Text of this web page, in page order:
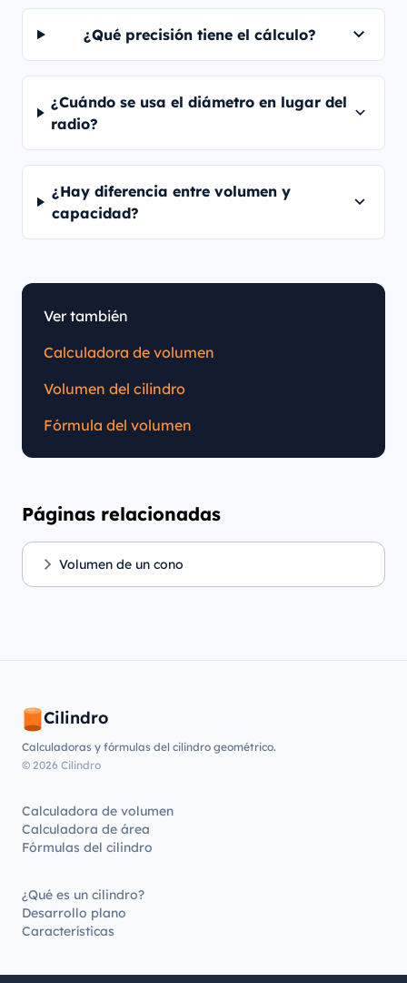
¿Qué precisión tiene el cálculo?
¿Cuándo se usa el diámetro en lugar del
radio?
¿Hay diferencia entre volumen y
capacidad?
Ver también
Calculadora de volumen
Volumen del cilindro
Fórmula del volumen
Páginas relacionadas
Volumen de un cono
Cilindro
Calculadoras y fórmulas del cilindro geométrico.
© 2026 Cilindro
Calculadora de volumen
Calculadora de área
Fórmulas del cilindro
¿Qué es un cilindro?
Desarrollo plano
Características